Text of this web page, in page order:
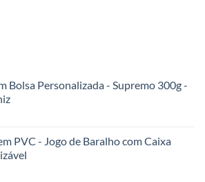
Bolsa Personalizada - Supremo 300g -
PVC - Jogo de Baralho com Caixa